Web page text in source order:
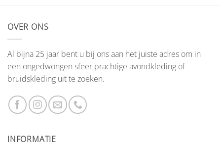
OVER ONS
Al bijna 25 jaar bent u bij ons aan het juiste adres om in
een ongedwongen sfeer prachtige avondkleding of
bruidskleding uit te zoeken.
INFORMATIE